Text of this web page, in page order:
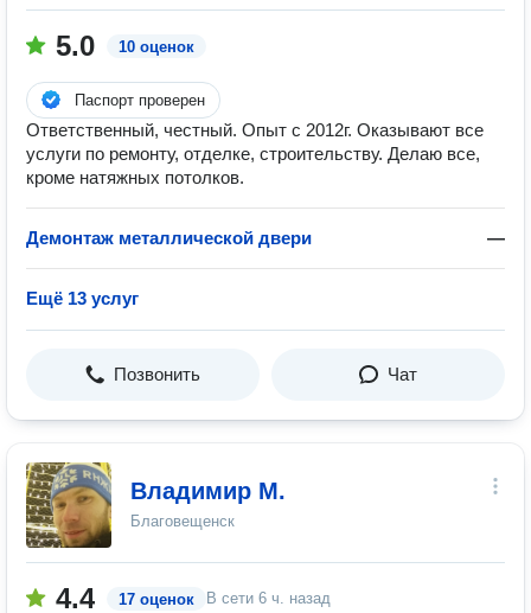
5.0 10 оценок
Паспорт проверен
Ответственный, честный. Опыт с 2012г. Оказывают все
услуги по ремонту, отделке, строительству. Делаю все,
кроме натяжных потолков.
Демонтаж металлической двери —
Ещё 13 услуг
Позвонить Чат
Владимир М.
Благовещенск
4.4 17 оценок В сети 6 ч. назад